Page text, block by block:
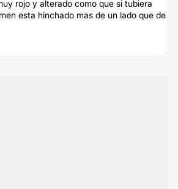
rojo y alterado como que si tubiera
esta hinchado mas de un lado que de